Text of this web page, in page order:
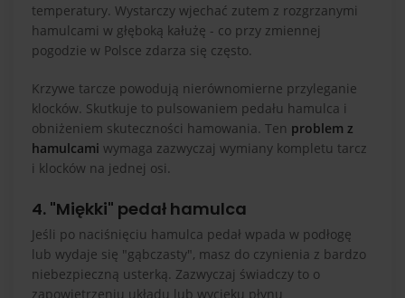
temperatury. Wystarczy wjechać zutem z rozgrzanymi
hamulcami w głęboką kałużę - co przy zmiennej
pogodzie w Polsce zdarza się często.
Krzywe tarcze powodują nierównomierne przyleganie
klocków. Skutkuje to pulsowaniem pedału hamulca i
obniżeniem skuteczności hamowania. Ten problem z
hamulcami wymaga zazwyczaj wymiany kompletu tarcz
i klocków na jednej osi.
4. "Miękki" pedał hamulca
Jeśli po naciśnięciu hamulca pedał wpada w podłogę
lub wydaje się "gąbczasty", masz do czynienia z bardzo
niebezpieczną usterką. Zazwyczaj świadczy to o
zapowietrzeniu układu lub wycieku płynu